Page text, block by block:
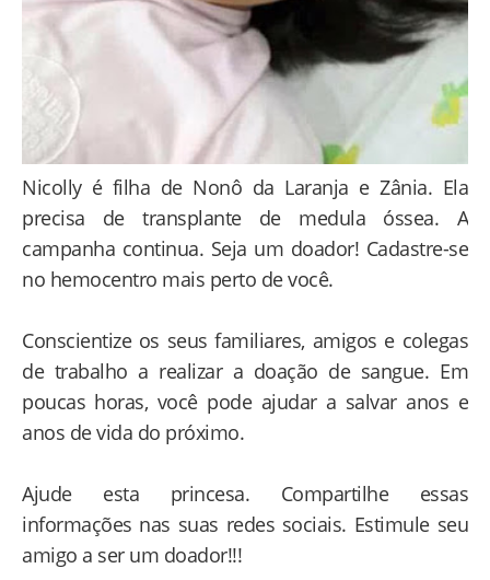
Nicolly é filha de Nonô da Laranja e Zânia. Ela
precisa de transplante de medula óssea. A
campanha continua. Seja um doador! Cadastre-se
no hemocentro mais perto de você.
Conscientize os seus familiares, amigos e colegas
de trabalho a realizar a doação de sangue. Em
poucas horas, você pode ajudar a salvar anos e
anos de vida do próximo.
Ajude esta princesa. Compartilhe essas
informações nas suas redes sociais. Estimule seu
amigo a ser um doador!!!